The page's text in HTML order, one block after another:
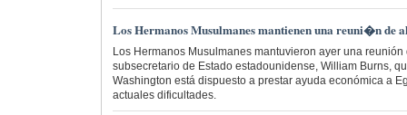
Los Hermanos Musulmanes mantienen una reuni�n de
Los Hermanos Musulmanes mantuvieron ayer una
subsecretario de Estado estadounidense, William Burns,
Washington está dispuesto a prestar ayuda económica a
actuales dificultades.